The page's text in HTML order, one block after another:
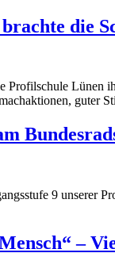
die
Profilschule Lünen
guter
9 unserer
–